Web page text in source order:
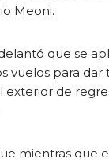
Meoni.
que se
vuelos para dar
exterior de
mientras que